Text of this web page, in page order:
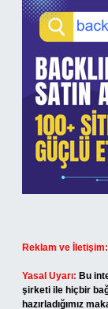
Reklam ve İletişim:
Yasal Uyarı: Bu
şirketi ile hiçbir
hazırladığımız